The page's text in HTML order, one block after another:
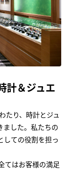
計＆ジュエ
たり、時計とジュ
ました。私たちの
しての役割を担っ
てはお客様の満足